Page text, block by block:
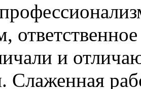
и
Слаженная